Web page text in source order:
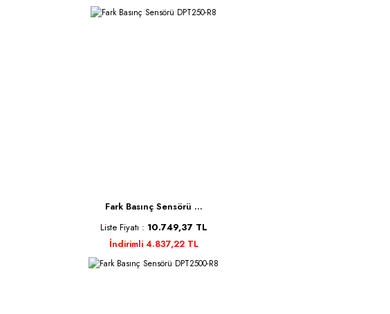
Fark Basınç Sensörü ...
Liste Fiyatı : 10.749,37 TL
İndirimli 4.837,22 TL